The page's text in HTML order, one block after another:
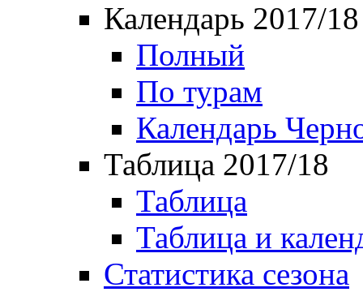
Календарь 2017/18
Полный
По турам
Календарь
Таблица 2017/18
Таблица
Таблица и
Статистика сезона